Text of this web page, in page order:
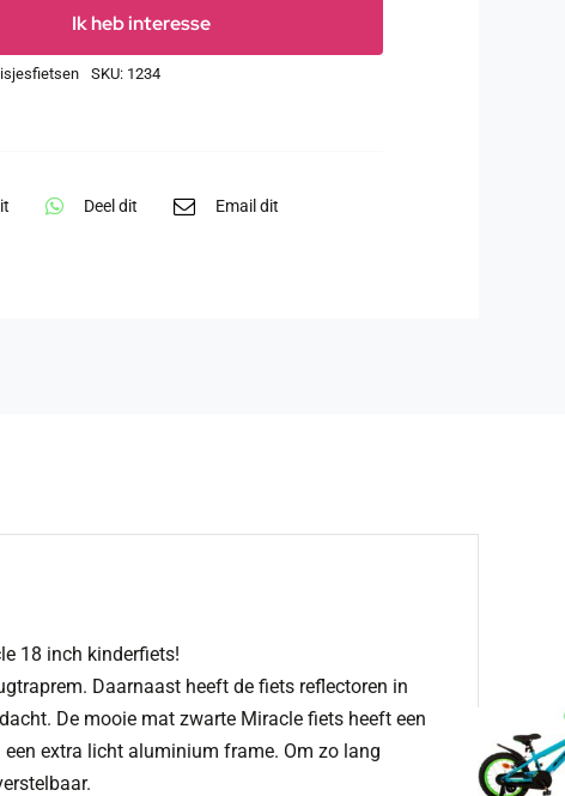
Ik heb interesse
SKU: 1234
Deel dit Email dit
18 inch kinderfiets!
Daarnaast heeft de fiets reflectoren in
De mooie mat zwarte Miracle fiets heeft een
extra licht aluminium frame. Om zo lang